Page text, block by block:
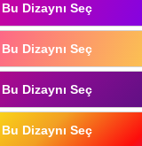
Bu Dizaynı Seç
Bu Dizaynı Seç
Bu Dizaynı Seç
Bu Dizaynı Seç